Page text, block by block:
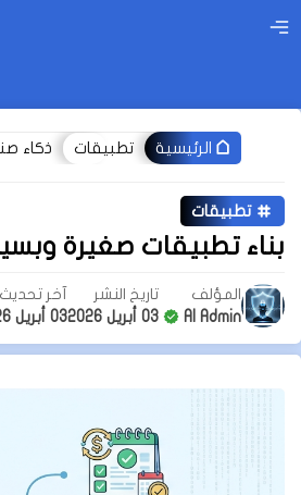
الرئيسية تطبيقات ذكاء
تطبيقات
بناء تطبيقات صغيرة
المؤلف
AI Admin
تاريخ النشر
03 أبريل 2026
آخر تحديث
03 أبريل 2026